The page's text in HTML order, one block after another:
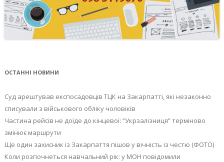
ОСТАННІ НОВИНИ
Суд арештував експосадовців ТЦК на Закарпатті, які незаконно
списували з військового обліку чоловіків
Частина рейсів не доїде до кінцевої: “Укрзалізниця” терміново
змінює маршрути
Ще один захисник із Закарпаття пішов у вічність із честю (ФОТО)
Коли розпочнеться навчальний рік: у МОН повідомили